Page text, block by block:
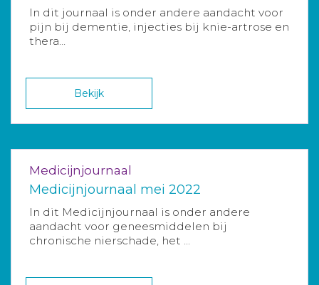
In dit journaal is onder andere aandacht voor
pijn bij dementie, injecties bij knie-artrose en
thera...
Bekijk
Medicijnjournaal
Medicijnjournaal mei 2022
In dit Medicijnjournaal is onder andere
aandacht voor geneesmiddelen bij
chronische nierschade, het ...